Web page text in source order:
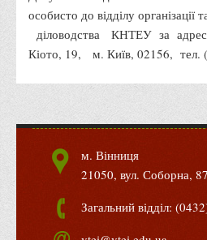
Економіки, менеджменту та
Маркетингу та реклами
Товарознавства, експертизи
Туризму та готельно-
Фізичного виховання та спорту
Менеджменту та публічного
Інноваційної економіки та
Психології
особисто до відділу організації
діловодства КНТЕУ за
Кіото, 19, м. Київ, 02156, тел.
м. Вінниця
21050, вул. Соборна, 87
Загальний відділ: